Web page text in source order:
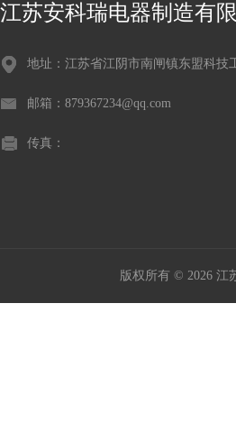
江苏安科瑞电器制造有
地址：江苏省江阴市南闸镇东盟科技
邮箱：879367234@qq.com
传真：
版权所有 © 2026